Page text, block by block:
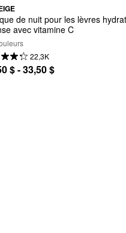
de nuit pour les lèvres
avec vitamine C
22,3K
$ - 33,50 $